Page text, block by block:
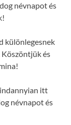
névnapot és
különlegesnek
Köszöntjük és
itt
névnapot és